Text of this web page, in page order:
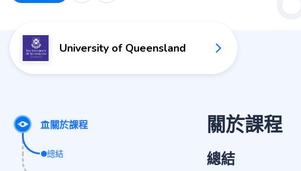
University of Queensland
關於課程
總結
關於課程
總結